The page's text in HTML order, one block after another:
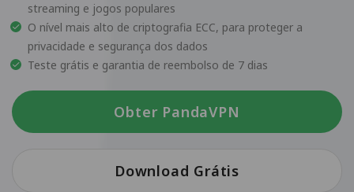
streaming e jogos populares
O nível mais alto de criptografia ECC, para proteger a
privacidade e segurança dos dados
Teste grátis e garantia de reembolso de 7 dias
Obter PandaVPN
Download Grátis